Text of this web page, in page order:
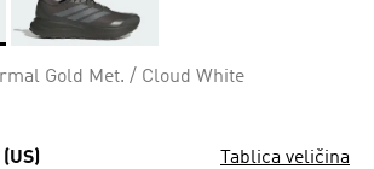
Gold Met. / Cloud White
Tablica veličina